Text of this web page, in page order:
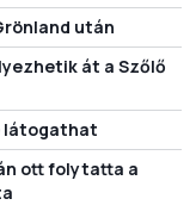
után
át a Szőlő
látogathat
ott folytatta a